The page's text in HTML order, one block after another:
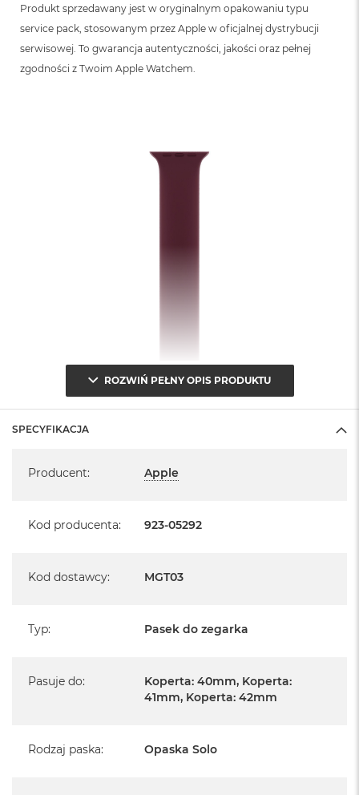
Produkt sprzedawany jest w oryginalnym opakowaniu typu
service pack, stosowanym przez Apple w oficjalnej dystrybucji
serwisowej. To gwarancja autentyczności, jakości oraz pełnej
zgodności z Twoim Apple Watchem.
ROZWIŃ PEŁNY OPIS PRODUKTU
SPECYFIKACJA
Producent: Apple
Kod producenta: 923-05292
Kod dostawcy: MGT03
Typ: Pasek do zegarka
Pasuje do:
Koperta: 40mm, Koperta:
41mm, Koperta: 42mm
Rodzaj paska: Opaska Solo